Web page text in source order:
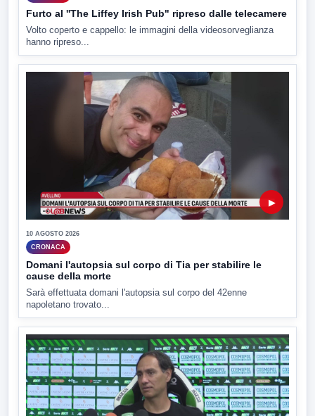
Furto al ''The Liffey Irish Pub" ripreso dalle telecamere
Volto coperto e cappello: le immagini della videosorveglianza
hanno ripreso...
▶
10 AGOSTO 2026
CRONACA
Domani l'autopsia sul corpo di Tia per stabilire le
cause della morte
Sarà effettuata domani l'autopsia sul corpo del 42enne
napoletano trovato...